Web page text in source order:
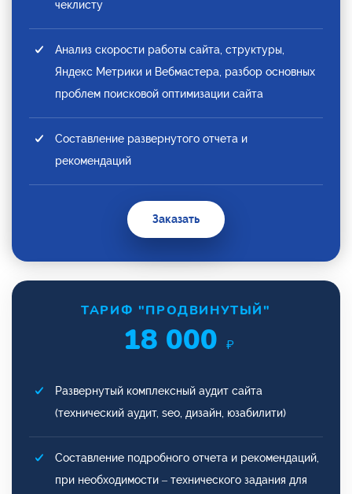
чеклисту
Анализ скорости работы сайта, структуры,
Яндекс Метрики и Вебмастера, разбор основных
проблем поисковой оптимизации сайта
Составление развернутого отчета и
рекомендаций
Заказать
ТАРИФ "ПРОДВИНУТЫЙ"
18 000 ₽
Развернутый комплексный аудит сайта
(технический аудит, seo, дизайн, юзабилити)
Составление подробного отчета и рекомендаций,
при необходимости – технического задания для